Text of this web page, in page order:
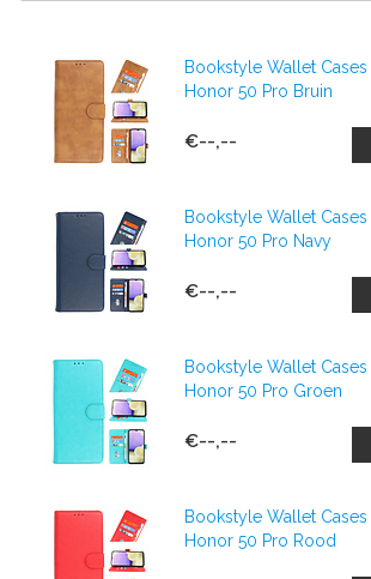
Bookstyle Wallet
Honor 50 Pro Bruin
€--,--
Bookstyle Wallet
Honor 50 Pro Navy
€--,--
Bookstyle Wallet
Honor 50 Pro Groen
€--,--
Bookstyle Wallet
Honor 50 Pro Rood